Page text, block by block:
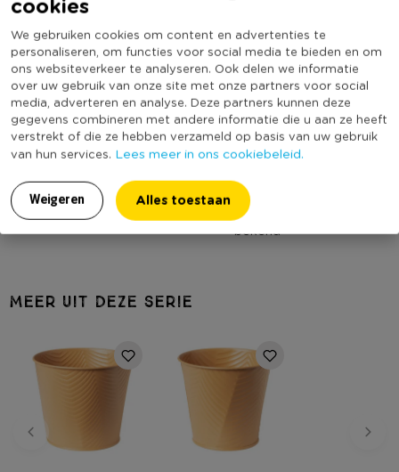
We gebruiken cookies om content en advertenties te
personaliseren, om functies voor social media te bieden en om
ons websiteverkeer te analyseren. Ook delen we informatie
over uw gebruik van onze site met onze partners voor social
media, adverteren en analyse. Deze partners kunnen deze
gegevens combineren met andere informatie die u aan ze heeft
verstrekt of die ze hebben verzameld op basis van uw gebruik
van hun services. Lees meer in ons cookiebeleid.
Weigeren Alles toestaan
Contactgegevens
Xenos B.V, Schutweg 8, 5145NP Waalwijk, Nederland
www.xenos.nl/klantenservice
Materiaal
Zink
Productbreedte (cm)
20
Producthoogte (cm)
25
Kleur
Oranje
Productdiepte (cm)
14
Binnen of buitengebruik
Binnen en Buiten
Duurzaamheidsscore
(Nog) geen score
bekend
MEER UIT DEZE SERIE